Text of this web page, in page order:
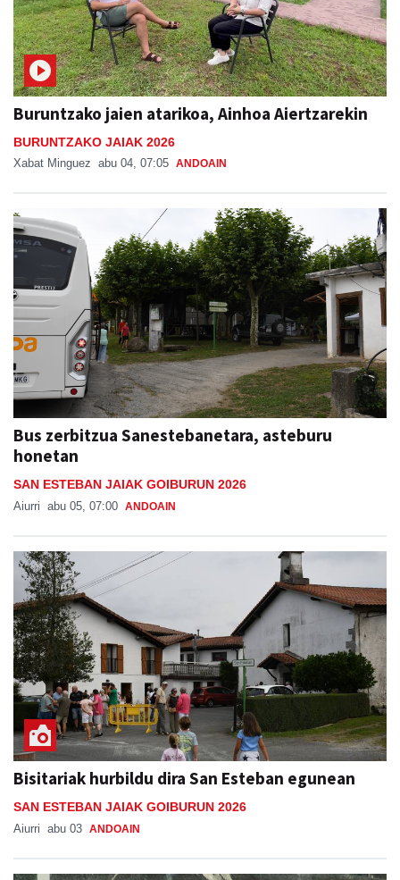
Buruntzako jaien atarikoa, Ainhoa Aiertzarekin
BURUNTZAKO JAIAK 2026
Xabat Minguez abu 04, 07:05 ANDOAIN
Bus zerbitzua Sanestebanetara, asteburu
honetan
SAN ESTEBAN JAIAK GOIBURUN 2026
Aiurri abu 05, 07:00 ANDOAIN
Bisitariak hurbildu dira San Esteban egunean
SAN ESTEBAN JAIAK GOIBURUN 2026
Aiurri abu 03 ANDOAIN